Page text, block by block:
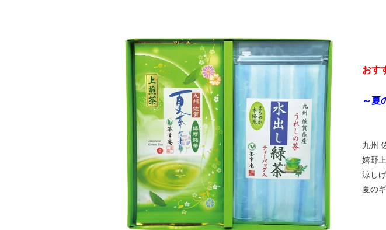
おす
～夏
九州 佐
嬉野上
涼しげで
夏のギ